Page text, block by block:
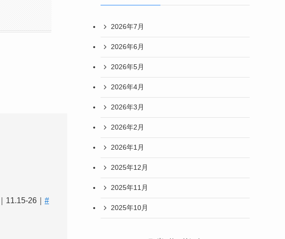
｜11.15-26｜ #
2026年7月
2026年6月
2026年5月
2026年4月
2026年3月
2026年2月
2026年1月
2025年12月
2025年11月
2025年10月